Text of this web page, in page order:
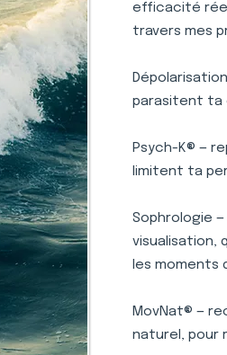
efficacité
travers mes
parasitent ta
Psych-K® —
limitent ta
Sophrologie
visualisation,
les moments
MovNat® —
naturel, pour